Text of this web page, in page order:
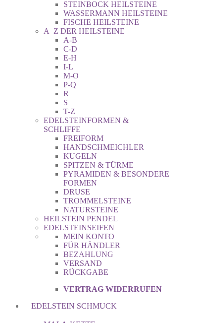
STEINBOCK HEILSTEINE
WASSERMANN HEILSTEINE
FISCHE HEILSTEINE
A–Z DER HEILSTEINE
A-B
C-D
E-H
I-L
M-O
P-Q
R
S
T-Z
EDELSTEINFORMEN &
SCHLIFFE
FREIFORM
HANDSCHMEICHLER
KUGELN
SPITZEN & TÜRME
PYRAMIDEN & BESONDERE
FORMEN
DRUSE
TROMMELSTEINE
NATURSTEINE
HEILSTEIN PENDEL
EDELSTEINSEIFEN
MEIN KONTO
FÜR HÄNDLER
BEZAHLUNG
VERSAND
RÜCKGABE
VERTRAG WIDERRUFEN
EDELSTEIN SCHMUCK